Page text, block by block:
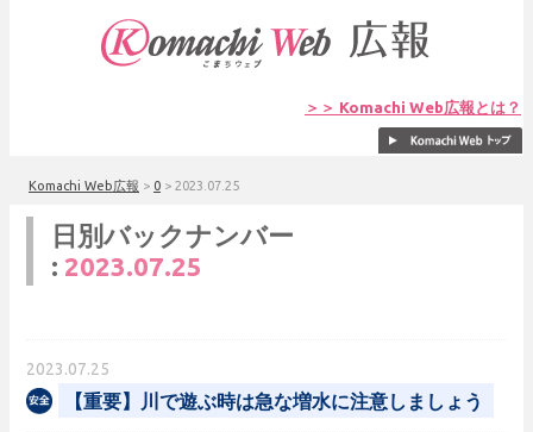
＞＞ Komachi Web広報とは？
Komachi Web広報 > 0 > 2023.07.25
日別バックナンバー
: 2023.07.25
2023.07.25
【重要】川で遊ぶ時は急な増水に注意しましょう